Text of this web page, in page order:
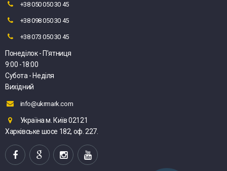
+38 050 050 30 45
+38 098 050 30 45
+38 073 050 30 45
Понеділок - П'ятниця
9:00 -18:00
Субота - Неділя
Вихідний
info@ukrmark.com
Україна м. Київ 02121
Харківське шосе 182, оф. 227.